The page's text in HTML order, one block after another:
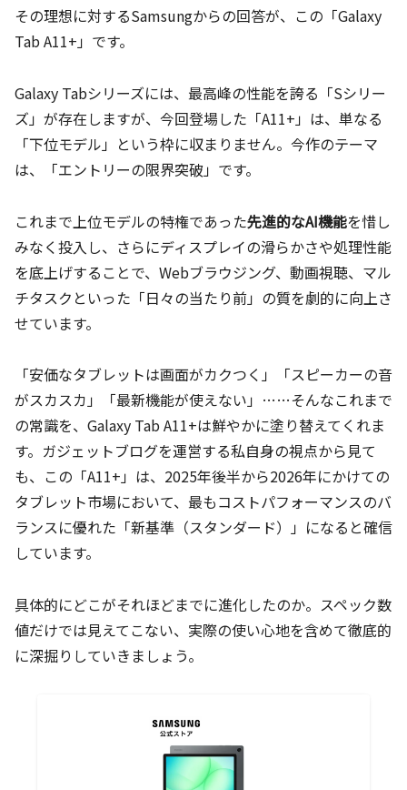
その理想に対するSamsungからの回答が、この「Galaxy
Tab A11+」です。
Galaxy Tabシリーズには、最高峰の性能を誇る「Sシリー
ズ」が存在しますが、今回登場した「A11+」は、単なる
「下位モデル」という枠に収まりません。今作のテーマ
は、「エントリーの限界突破」です。
これまで上位モデルの特権であった先進的なAI機能を惜し
みなく投入し、さらにディスプレイの滑らかさや処理性能
を底上げすることで、Webブラウジング、動画視聴、マル
チタスクといった「日々の当たり前」の質を劇的に向上さ
せています。
「安価なタブレットは画面がカクつく」「スピーカーの音
がスカスカ」「最新機能が使えない」……そんなこれまで
の常識を、Galaxy Tab A11+は鮮やかに塗り替えてくれま
す。ガジェットブログを運営する私自身の視点から見て
も、この「A11+」は、2025年後半から2026年にかけての
タブレット市場において、最もコストパフォーマンスのバ
ランスに優れた「新基準（スタンダード）」になると確信
しています。
具体的にどこがそれほどまでに進化したのか。スペック数
値だけでは見えてこない、実際の使い心地を含めて徹底的
に深掘りしていきましょう。